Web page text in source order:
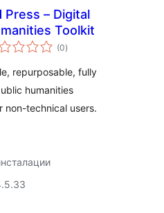
Press – Digital
Toolkit
(0общо
оценки
)
repurposable, fully
humanities
non-technical users.